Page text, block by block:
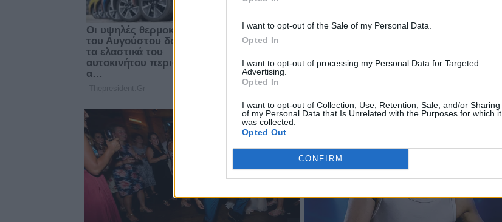
I want to opt-out of the Sale of my Personal Data.
Opted In
I want to opt-out of processing my Personal Data for Targeted
Advertising.
Opted In
I want to opt-out of Collection, Use, Retention, Sale, and/or Sharing
of my Personal Data that Is Unrelated with the Purposes for which it
was collected.
Opted Out
CONFIRM